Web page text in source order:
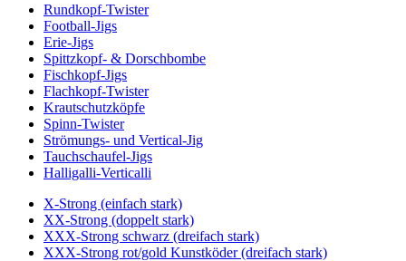
Rundkopf-Twister
Football-Jigs
Erie-Jigs
Spittzkopf- & Dorschbombe
Fischkopf-Jigs
Flachkopf-Twister
Krautschutzköpfe
Spinn-Twister
Strömungs- und Vertical-Jig
Tauchschaufel-Jigs
Halligalli-Verticalli
X-Strong (einfach stark)
XX-Strong (doppelt stark)
XXX-Strong schwarz (dreifach stark)
XXX-Strong rot/gold Kunstköder (dreifach stark)